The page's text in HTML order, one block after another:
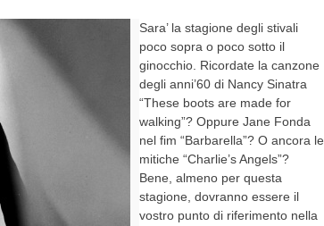
Sara’ la stagione degli stivali
poco sopra o poco sotto il
ginocchio. Ricordate la canzone
degli anni’60 di Nancy Sinatra
“These boots are made for
walking”? Oppure Jane Fonda
nel fim “Barbarella”? O ancora le
mitiche “Charlie’s Angels”?
Bene, almeno per questa
stagione, dovranno essere il
vostro punto di riferimento nella